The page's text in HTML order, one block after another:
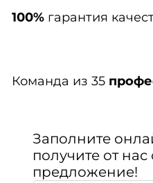
100%гарантия
Команда из 35
Заполните
получите от
предложение!